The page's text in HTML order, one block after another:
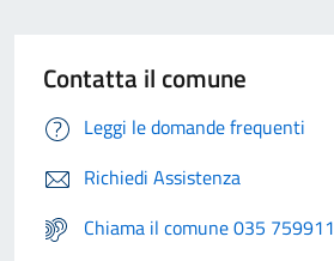
Contatta il comune
Leggi le domande frequenti
Richiedi Assistenza
Chiama il comune 035 759911